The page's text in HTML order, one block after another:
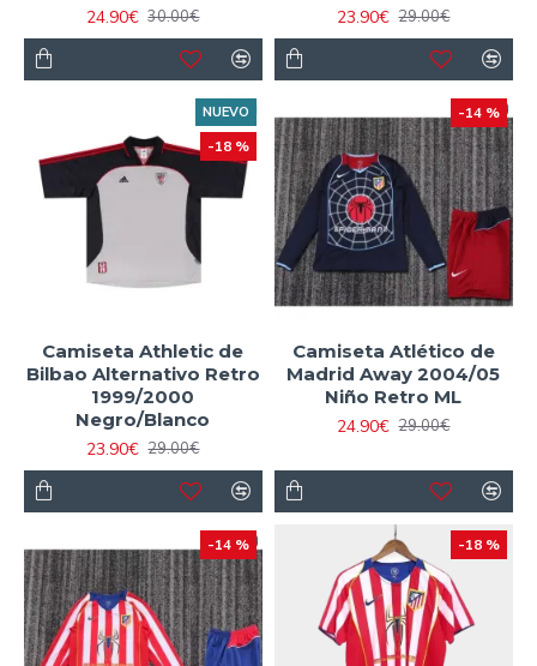
24.90€ 30.00€
23.90€ 29.00€
NUEVO
-18 %
Camiseta Athletic de
Bilbao Alternativo Retro
1999/2000
Negro/Blanco
23.90€ 29.00€
-14 %
Camiseta Atlético de
Madrid Away 2004/05
Niño Retro ML
24.90€ 29.00€
-14 % -18 %